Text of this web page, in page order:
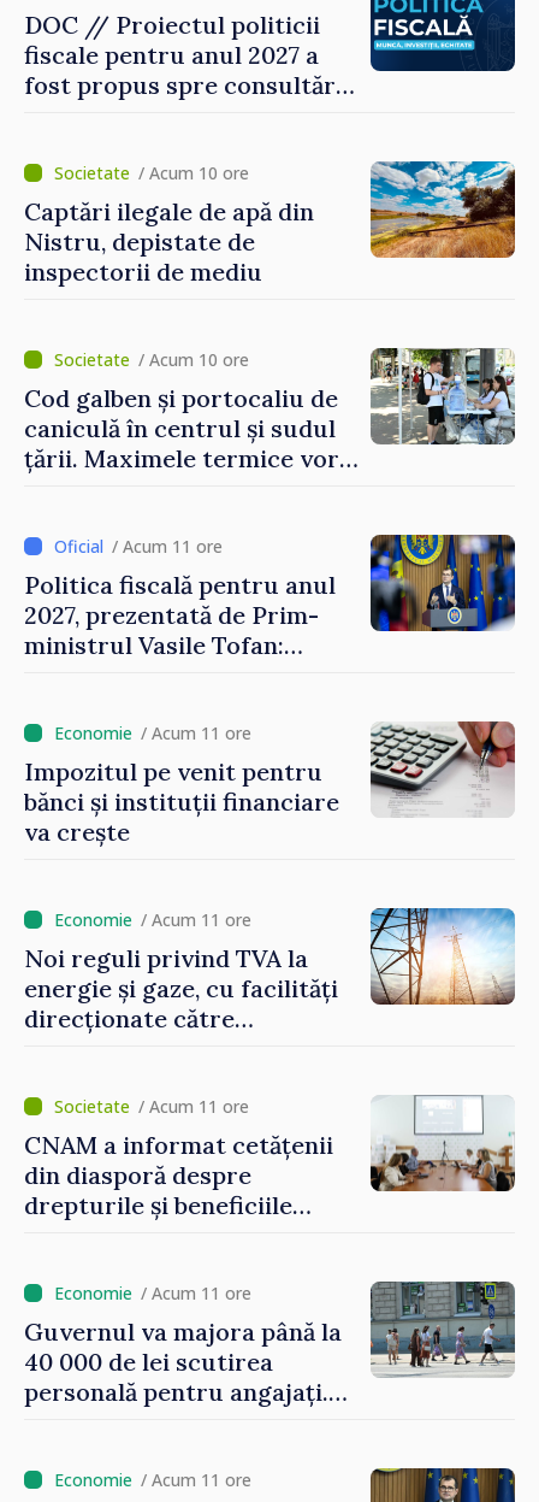
DOC // Proiectul politicii
fiscale pentru anul 2027 a
fost propus spre consultări
/ Acum 10 ore
Captări ilegale de apă din
Nistru, depistate de
inspectorii de mediu
/ Acum 10 ore
Cod galben și portocaliu de
caniculă în centrul și sudul
țării. Maximele termice vor
/ Acum 11 ore
Politica fiscală pentru anul
2027, prezentată de Prim-
ministrul Vasile Tofan:
taxare mai echitabilă
/ Acum 11 ore
Impozitul pe venit pentru
bănci și instituții financiare
va crește
/ Acum 11 ore
Noi reguli privind TVA la
energie și gaze, cu facilități
direcționate către
/ Acum 11 ore
CNAM a informat cetățenii
din diasporă despre
drepturile și beneficiile
/ Acum 11 ore
Guvernul va majora până la
40 000 de lei scutirea
personală pentru angajați.
oamenilor”/ Acum 11 ore